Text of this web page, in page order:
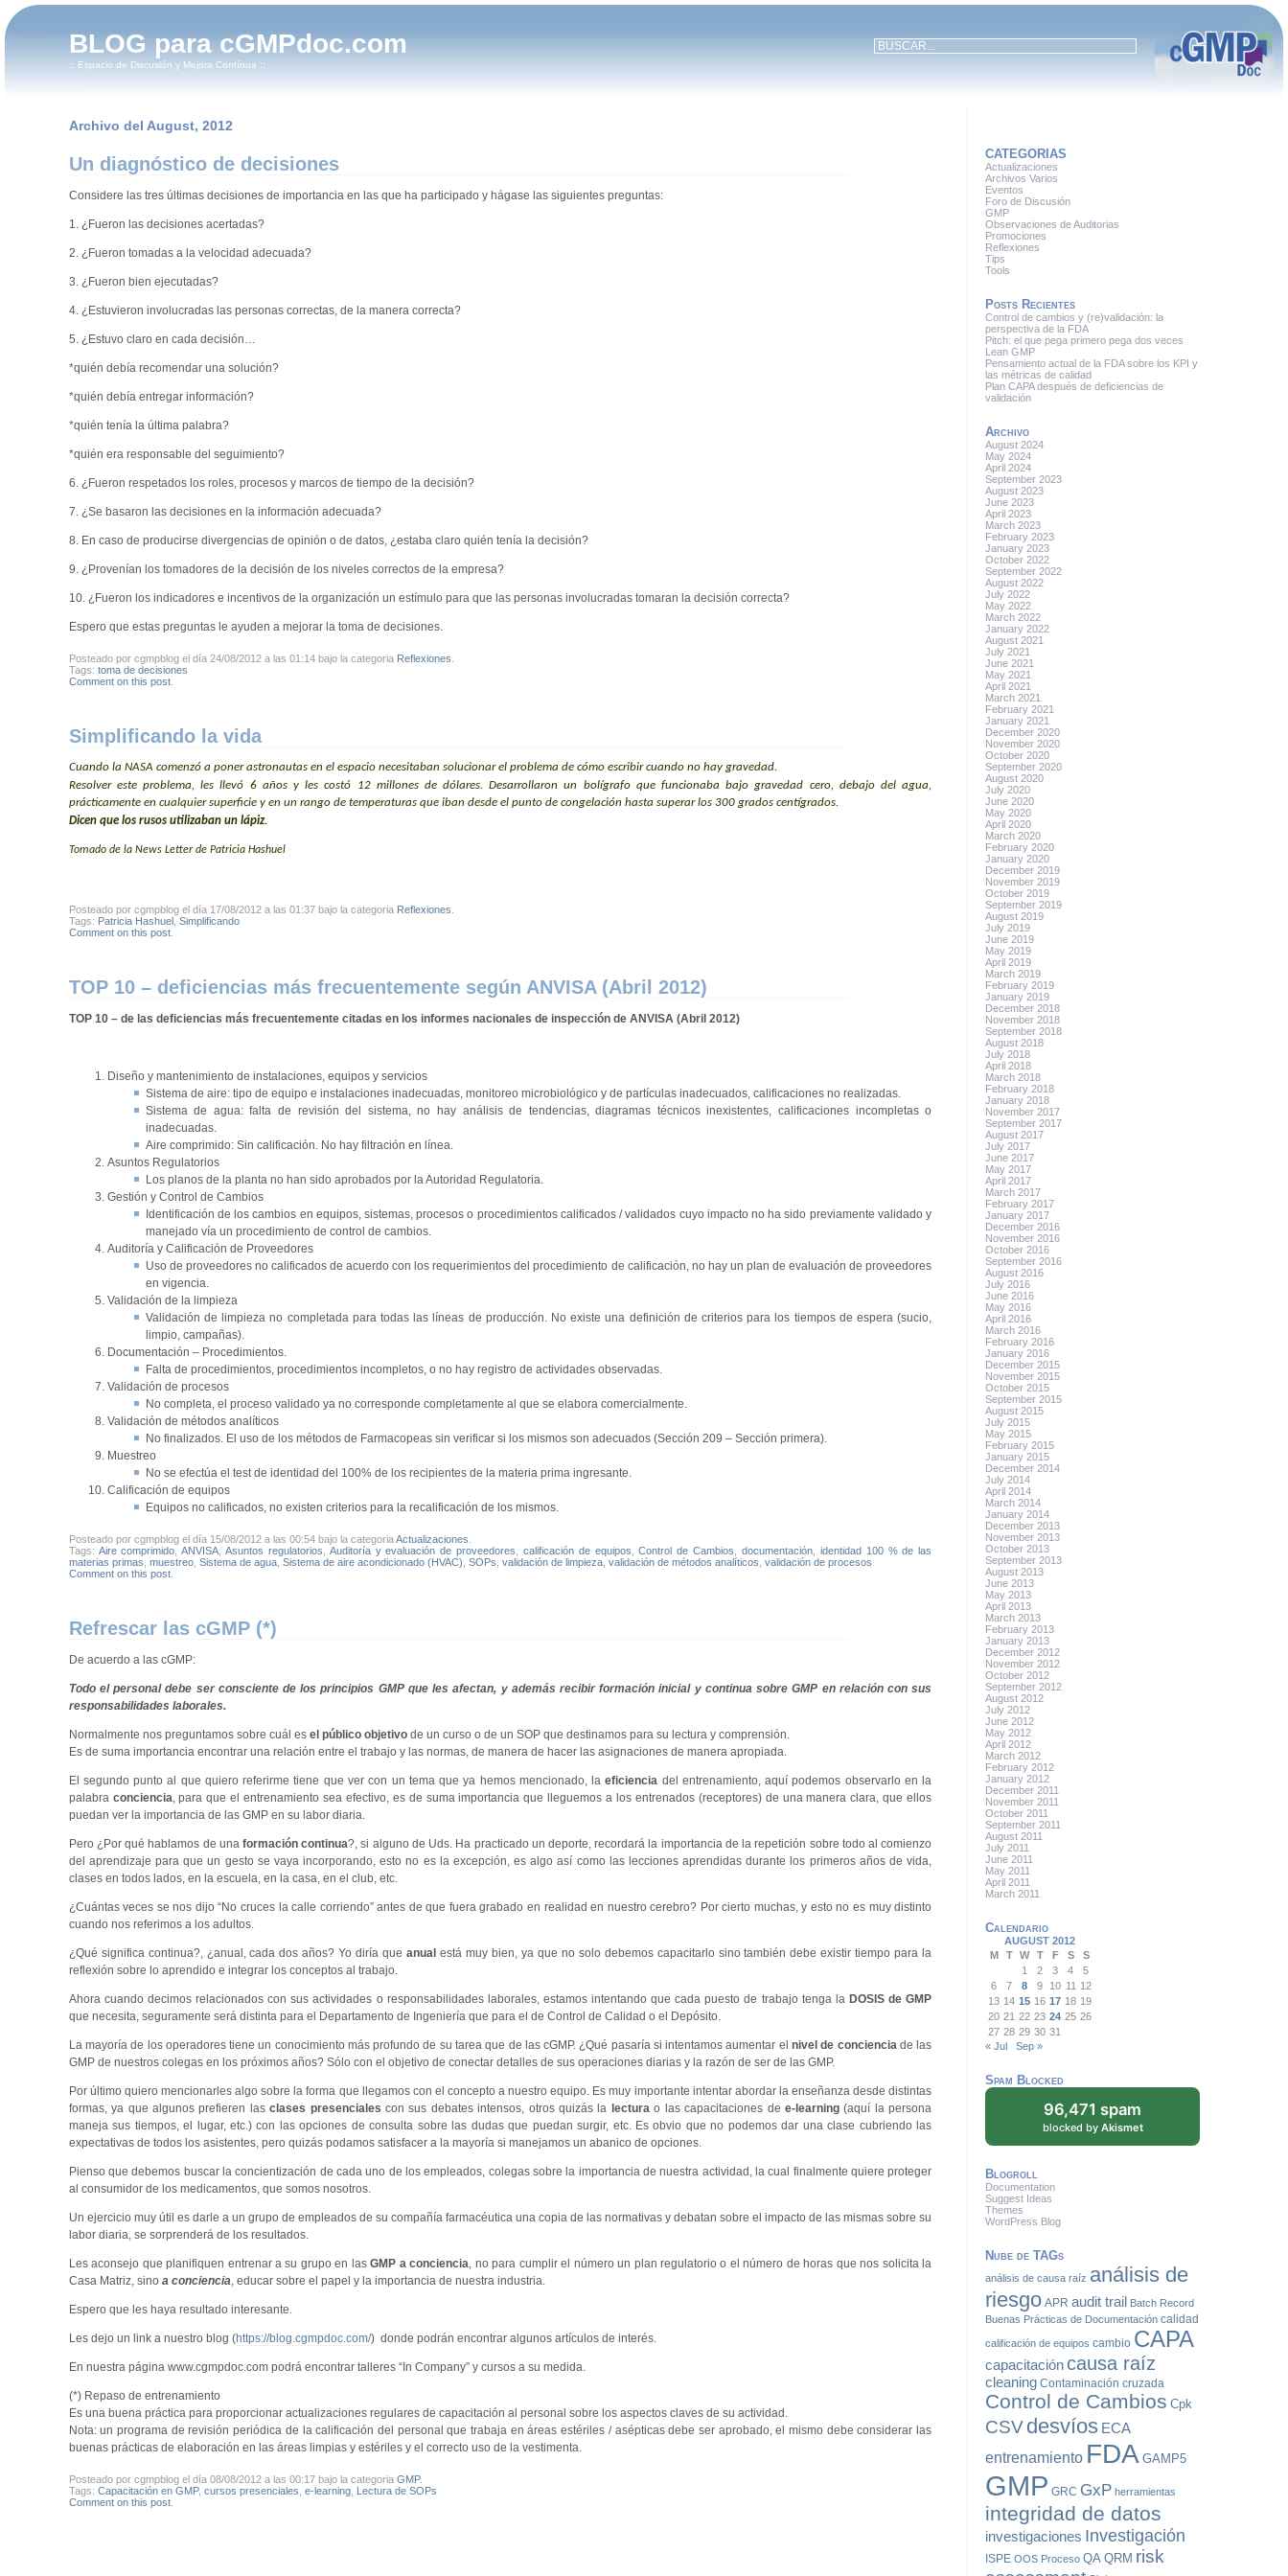
BLOG para cGMPdoc.com
:: Espacio de Discusión y Mejora Contínua ::
Archivo del August, 2012
Un diagnóstico de decisiones
Considere las tres últimas decisiones de importancia en las que ha participado y hágase las siguientes preguntas:
1. ¿Fueron las decisiones acertadas?
2. ¿Fueron tomadas a la velocidad adecuada?
3. ¿Fueron bien ejecutadas?
4. ¿Estuvieron involucradas las personas correctas, de la manera correcta?
5. ¿Estuvo claro en cada decisión…
*quién debía recomendar una solución?
*quién debía entregar información?
*quién tenía la última palabra?
*quién era responsable del seguimiento?
6. ¿Fueron respetados los roles, procesos y marcos de tiempo de la decisión?
7. ¿Se basaron las decisiones en la información adecuada?
8. En caso de producirse divergencias de opinión o de datos, ¿estaba claro quién tenía la decisión?
9. ¿Provenían los tomadores de la decisión de los niveles correctos de la empresa?
10. ¿Fueron los indicadores e incentivos de la organización un estímulo para que las personas involucradas tomaran la decisión correcta?
Espero que estas preguntas le ayuden a mejorar la toma de decisiones.
Posteado por cgmpblog el día 24/08/2012 a las 01:14 bajo la categoria Reflexiones
Tags: toma de decisiones
Comment on this post.
Simplificando la vida
Cuando la NASA comenzó a poner astronautas en el espacio necesitaban solucionar el problema de cómo escribir cuando no hay gravedad.
Resolver este problema, les llevó 6 años y les costó 12 millones de dólares. Desarrollaron un bolígrafo que funcionaba bajo gravedad cero, debajo del agua,
prácticamente en cualquier superficie y en un rango de temperaturas que iban desde el punto de congelación hasta superar los 300 grados centígrados.
Dicen que los rusos utilizaban un lápiz.
Tomado de la News Letter de Patricia Hashuel
Posteado por cgmpblog el día 17/08/2012 a las 01:37 bajo la categoria Reflexiones.
Tags: Patricia Hashuel , Simplificando
Comment on this post.
TOP 10 – deficiencias más frecuentemente según ANVISA (Abril 2012)
TOP 10 –de las deficiencias más frecuentemente citadas en los informes nacionales de inspección de ANVISA (Abril 2012)
Diseño y mantenimiento de instalaciones, equipos y servicios
Sistema de aire: tipo de equipo e instalaciones inadecuadas, monitoreo microbiológico y de partículas inadecuados, calificaciones no realizadas.
Sistema de agua: falta de revisión del sistema, no hay análisis de tendencias, diagramas técnicos inexistentes, calificaciones incompletas o
inadecuadas.
Aire comprimido: Sin calificación. No hay filtración en línea.
Asuntos Regulatorios
Los planos de la planta no han sido aprobados por la Autoridad Regulatoria.
Gestión y Control de Cambios
Identificación de los cambios en equipos, sistemas, procesos o procedimientos calificados / validados cuyo impacto no ha sido previamente validado y
manejado vía un procedimiento de control de cambios.
Auditoría y Calificación de Proveedores
Uso de proveedores no calificados de acuerdo con los requerimientos del procedimiento de calificación, no hay un plan de evaluación de proveedores
en vigencia.
Validación de la limpieza
Validación de limpieza no completada para todas las líneas de producción. No existe una definición de criterios para los tiempos de espera (sucio,
limpio, campañas).
Documentación – Procedimientos.
Falta de procedimientos, procedimientos incompletos, o no hay registro de actividades observadas.
Validación de procesos
No completa, el proceso validado ya no corresponde completamente al que se elabora comercialmente.
Validación de métodos analíticos
No finalizados. El uso de los métodos de Farmacopeas sin verificar si los mismos son adecuados (Sección 209 – Sección primera).
Muestreo
No se efectúa el test de identidad del 100% de los recipientes de la materia prima ingresante.
Calificación de equipos
Equipos no calificados, no existen criterios para la recalificación de los mismos.
Posteado por cgmpblog el día 15/08/2012 a las 00:54 bajo la categoriaActualizaciones
Tags: Aire comprimido ,ANVISA ,Asuntos regulatorios Auditoría y evaluación de proveedores calificación de equipos ,Control de Cambios ,documentación
identidad 100 % de las
materias primas muestreo, Sistema de agua, Sistema de aire acondicionado (HVAC) SOPs validación de limpieza, validación de métodos analíticos validación de procesos
Comment on this post.
Refrescar las cGMP (*)
De acuerdo a las cGMP:
Todo el personal debe ser consciente de los principios GMP que les afectan, y además recibir formación inicial y continua sobre GMP en relación con sus
responsabilidades laborales.
Normalmente nos preguntamos sobre cuál es el público objetivode un curso o de un SOP que destinamos para su lectura y comprensión.
Es de suma importancia encontrar una relación entre el trabajo y las normas, de manera de hacer las asignaciones de manera apropiada.
El segundo punto al que quiero referirme tiene que ver con un tema que ya hemos mencionado, laeficiencia del entrenamiento, aquí podemos observarlo en la
palabra conciencia, para que el entrenamiento sea efectivo, es de suma importancia que lleguemos a los entrenados (receptores) de una manera clara, que ellos
puedan ver la importancia de las GMP en su labor diaria.
Pero ¿Por qué hablamos de una formación continua?, si alguno de Uds. Ha practicado un deporte, recordará la importancia de la repetición sobre todo al comienzo
del aprendizaje para que un gesto se vaya incorporando, esto no es la excepción, es algo así como las lecciones aprendidas durante los primeros años de vida,
clases en todos lados, en la escuela, en la casa, en el club, etc.
¿Cuántas veces se nos dijo “No cruces la calle corriendo” antes de que fuera grabado en realidad en nuestro cerebro? Por cierto muchas, y esto no es muy distinto
cuando nos referimos a los adultos.
¿Qué significa continua?, ¿anual, cada dos años? Yo diría queanual está muy bien, ya que no solo debemos capacitarlo sino también debe existir tiempo para la
reflexión sobre lo aprendido e integrar los conceptos al trabajo.
Ahora cuando decimos relacionados con sus actividades o responsabilidades laborales, estamos intentando que cada puesto de trabajo tenga la DOSIS de GMP
que necesita, seguramente será distinta para el Departamento de Ingeniería que para el de Control de Calidad o el Depósito.
La mayoría de los operadores tiene un conocimiento más profundo de su tarea que de las cGMP. ¿Qué pasaría si intentamos aumentar elnivel de concienciade las
GMP de nuestros colegas en los próximos años? Sólo con el objetivo de conectar detalles de sus operaciones diarias y la razón de ser de las GMP.
Por último quiero mencionarles algo sobre la forma que llegamos con el concepto a nuestro equipo. Es muy importante intentar abordar la enseñanza desde distintas
formas, ya que algunos prefieren lasclases presenciales con sus debates intensos, otros quizás la lecturao las capacitaciones de e-learning(aquí la persona
maneja sus tiempos, el lugar, etc.) con las opciones de consulta sobre las dudas que puedan surgir, etc. Es obvio que no podemos dar una clase cubriendo las
expectativas de todos los asistentes, pero quizás podamos satisfacer a la mayoría si manejamos un abanico de opciones.
Pienso que debemos buscar la concientización de cada uno de los empleados, colegas sobre la importancia de nuestra actividad, la cual finalmente quiere proteger
al consumidor de los medicamentos, que somos nosotros.
Un ejercicio muy útil es darle a un grupo de empleados de su compañía farmacéutica una copia de las normativas y debatan sobre el impacto de las mismas sobre su
labor diaria, se sorprenderá de los resultados.
Les aconsejo que planifiquen entrenar a su grupo en lasGMP a conciencia, no para cumplir el número un plan regulatorio o el número de horas que nos solicita la
Casa Matriz, sino a conciencia, educar sobre el papel y la importancia de nuestra industria.
Espero que les haya resultado interesante.
Les dejo un link a nuestro blog (https://blog.cgmpdoc.com/) donde podrán encontrar algunos artículos de interés.
En nuestra página www.cgmpdoc.com podrá encontrar talleres “In Company” y cursos a su medida.
(*) Repaso de entrenamiento
Es una buena práctica para proporcionar actualizaciones regulares de capacitación al personal sobre los aspectos claves de su actividad.
Nota: un programa de revisión periódica de la calificación del personal que trabaja en áreas estériles / asépticas debe ser aprobado, el mismo debe considerar las
buenas prácticas de elaboración en las áreas limpias y estériles y el correcto uso de la vestimenta.
Posteado por cgmpblog el día 08/08/2012 a las 00:17 bajo la categoria GMP.
Tags: Capacitación en GMP, cursos presenciales e-learning, Lectura de SOPs
Comment on this post.
CATEGORIAS
Actualizaciones
Archivos Varios
Eventos
Foro de Discusión
GMP
Observaciones de Auditorias
Promociones
Reflexiones
Tips
Tools
Posts Recientes
Control de cambios y (re)validación: la
perspectiva de la FDA
Pitch: el que pega primero pega dos veces
Lean GMP
Pensamiento actual de la FDA sobre los KPI y
las métricas de calidad
Plan CAPA después de deficiencias de
validación
Archivo
August 2024
May 2024
April 2024
September 2023
August 2023
June 2023
April 2023
March 2023
February 2023
January 2023
October 2022
September 2022
August 2022
July 2022
May 2022
March 2022
January 2022
August 2021
July 2021
June 2021
May 2021
April 2021
March 2021
February 2021
January 2021
December 2020
November 2020
October 2020
September 2020
August 2020
July 2020
June 2020
May 2020
April 2020
March 2020
February 2020
January 2020
December 2019
November 2019
October 2019
September 2019
August 2019
July 2019
June 2019
May 2019
April 2019
March 2019
February 2019
January 2019
December 2018
November 2018
September 2018
August 2018
July 2018
April 2018
March 2018
February 2018
January 2018
November 2017
September 2017
August 2017
July 2017
June 2017
May 2017
April 2017
March 2017
February 2017
January 2017
December 2016
November 2016
October 2016
September 2016
August 2016
July 2016
June 2016
May 2016
April 2016
March 2016
February 2016
January 2016
December 2015
November 2015
October 2015
September 2015
August 2015
July 2015
May 2015
February 2015
January 2015
December 2014
July 2014
April 2014
March 2014
January 2014
December 2013
November 2013
October 2013
September 2013
August 2013
June 2013
May 2013
April 2013
March 2013
February 2013
January 2013
December 2012
November 2012
October 2012
September 2012
August 2012
July 2012
June 2012
May 2012
April 2012
March 2012
February 2012
January 2012
December 2011
November 2011
October 2011
September 2011
August 2011
July 2011
June 2011
May 2011
April 2011
March 2011
Calendario
AUGUST 2012
M
T W T F S
S
1
2 3 4
5
6
7 8 9 10 11 12
13 14 15 16 17 18 19
20 21 22 23 24 25 26
27 28 29 30 31
« Jul
Sep »
Spam Blocked
96,471 spam
blocked by Akismet
Blogroll
Documentation
Suggest Ideas
Themes
WordPress Blog
Nube de TAGs
análisis de causa raíz análisis de
riesgo APR audit trail Batch Record
Buenas Prácticas de Documentación calidad
calificación de equipos cambio CAPA
capacitacióncausa raíz
cleaning Contaminación cruzada
Control de Cambios Cpk
CSVdesvíos ECA
entrenamiento FDA GAMP5
GMP GRC GxP herramientas
integridad de datos
investigaciones Investigación
ISPE OOS Proceso QA QRM risk